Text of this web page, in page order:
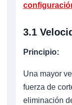
3.1
Principio:
Una mayor
fuerza de
eliminación